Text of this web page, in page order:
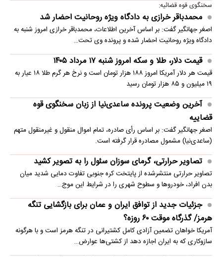
سخنگوی قوه قضائیه:
محمدباقر خرازی به دادگاه ویژه روحانیت احضار شد
اصغر جهانگیر گفت: بر اساس آخرین اطلاعات، محمدباقر خرازی امروز شنبه به
دادگاه ویژه روحانیت احضار شده و پرونده وی تحت…
قیمت دلار، طلا و سکه امروز شنبه ۱۷ مرداد ۱۴۰۵
قیمت هر دلار آمریکا امروز ۱۸۸ هزار تومان است و نرخ هر گرم طلا ۱۸ عیار به
۱۹ میلیون و ۸۵ هزار تومان رسید
آخرین وضعیت پرونده ساعدی‌نیا از زبان سخنگوی قوه
قضاییه
اصغر جهانگیر گفت: بر اساس رأی صادره، تمام اموال منقول و غیرمنقول متهم
(ساعدی‌نیا) مشمول مصادره قرار گرفته است.
تصاویر حرارتی، گرمای سوزان سئول را به تصویر کشید
تصاویر حرارتی منتشرشده از پایتخت کره جنوبی تفاوت دمایی شدید میان
بدن افراد، خودروها و سطوح شهری را در شرایط این موج…
جزئیات جدید از توافق ایران و عمان برای بازگشایی تنگه
هرمز/ گذرگاه موقت ۶۰ روزه؟
آمریکا خواهان تضمین آزادی کامل کشتیرانی در تنگه هرمز است و با هرگونه
سازوکاری که به ایران اجازه دهد از کشتی‌ها عوارض…